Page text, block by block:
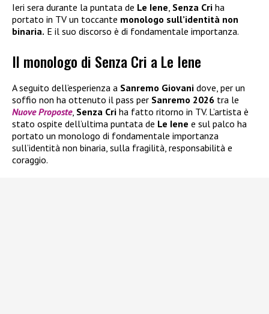
Ieri sera durante la puntata de Le Iene Senza Cri ha
portato in TV un toccante monologo sull’identità non
binaria. E il suo discorso è di fondamentale importanza.
Il monologo di Senza Cri a Le Iene
A seguito dell’esperienza a Sanremo Giovani dove, per un
soffio non ha ottenuto il pass per Sanremo 2026 tra le
Nuove Proposte, Senza Cri ha fatto ritorno in TV. L’artista è
stato ospite dell’ultima puntata de Le Iene e sul palco ha
portato un monologo di fondamentale importanza
sull’identità non binaria, sulla fragilità, responsabilità e
coraggio.